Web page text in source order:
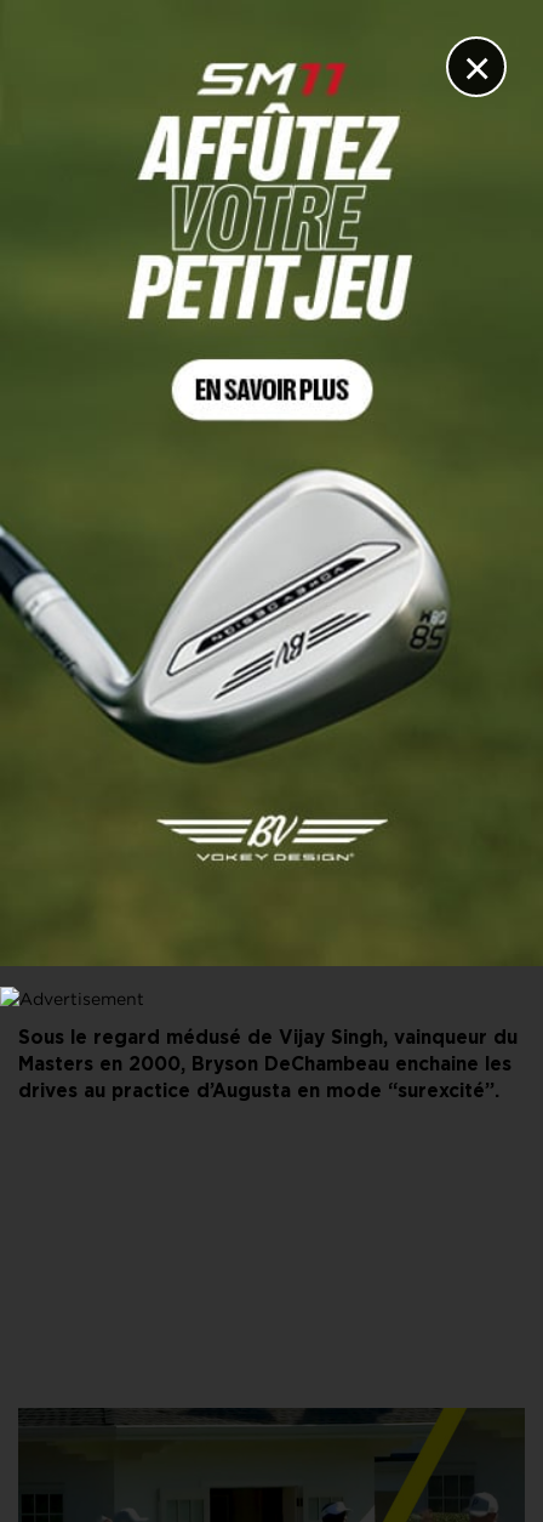
×
Sous le regard médusé de Vijay Singh, vainqueur du
Masters en 2000, Bryson DeChambeau enchaine les
drives au practice d’Augusta en mode “surexcité”.